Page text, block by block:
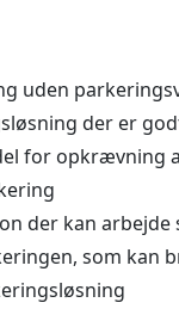
uden
der er
for opkrævning
der kan
som kan